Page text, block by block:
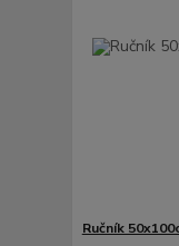
Ručník